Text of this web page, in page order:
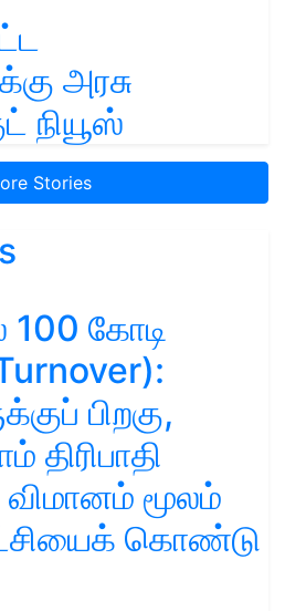
அரசு
நியூஸ்
Stories
100 கோடி
பிறகு,
திரிபாதி
மூலம்
கொண்டு